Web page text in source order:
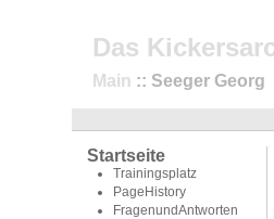
Das
Main :: Seeger Georg
Startseite
Trainingsplatz
PageHistory
FragenundAntworten